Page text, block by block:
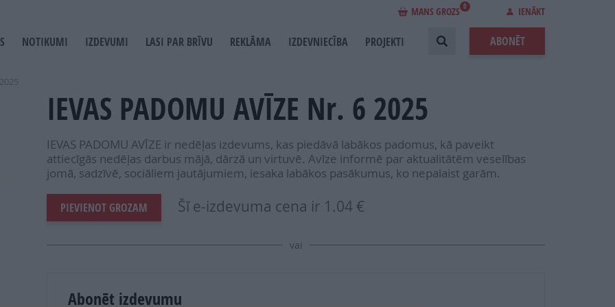
MANS GROZS 0 IENĀKT
NOTIKUMI IZDEVUMI LASI PAR BRĪVU REKLĀMA IZDEVNIECĪBA PROJEKTI ABONĒT
IEVAS PADOMU AVĪZE Nr. 6 2025
IEVAS PADOMU AVĪZE ir nedēļas izdevums, kas piedāvā labākos padomus, kā paveikt
attiecīgās nedēļas darbus mājā, dārzā un virtuvē. Avīze informē par aktualitātēm veselības
jomā, sadzīvē, sociāliem jautājumiem, iesaka labākos pasākumus, ko nepalaist garām.
PIEVIENOT GROZAM Šī e-izdevuma cena ir 1.04 €
vai
Abonēt izdevumu